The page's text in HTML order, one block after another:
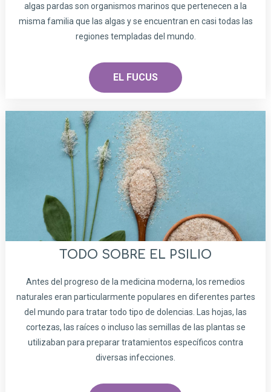
algas pardas son organismos marinos que pertenecen a la
misma familia que las algas y se encuentran en casi todas las
regiones templadas del mundo.
EL FUCUS
TODO SOBRE EL PSILIO
Antes del progreso de la medicina moderna, los remedios
naturales eran particularmente populares en diferentes partes
del mundo para tratar todo tipo de dolencias. Las hojas, las
cortezas, las raíces o incluso las semillas de las plantas se
utilizaban para preparar tratamientos específicos contra
diversas infecciones.